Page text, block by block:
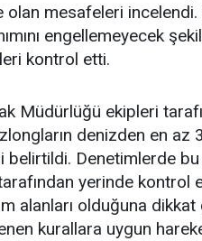
mesafeleri incelendi.
engellemeyecek
kontrol etti.
Müdürlüğü ekipleri
denizden en az
belirtildi. Denetimlerde
yerinde kontrol
alanları olduğuna
kurallara uygun